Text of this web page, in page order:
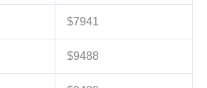
$7941
$9488